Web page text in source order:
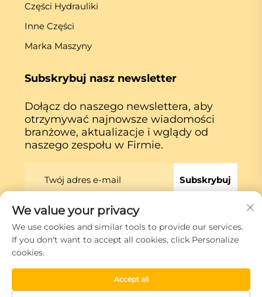
Części Hydrauliki
Inne Części
Marka Maszyny
Subskrybuj nasz newsletter
Dołącz do naszego newslettera, aby
otrzymywać najnowsze wiadomości
branżowe, aktualizacje i wglądy od
naszego zespołu w Firmie.
Subskrybuj
Prawa autorskie © Xiamen Globe Machine Co.,ltd.
Polityka prywatności
We value your privacy
We use cookies and similar tools to provide our services.
If you don't want to accept all cookies, click Personalize
cookies.
Accept all